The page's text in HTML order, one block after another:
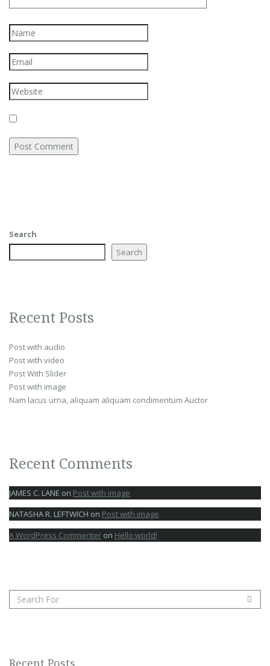
Search
Search
Recent Posts
Post with audio
Post with video
Post With Slider
Post with image
Nam lacus urna, aliquam aliquam condimentum Auctor
Recent Comments
JAMES C. LANE on Post with image
NATASHA R. LEFTWICH on Post with image
A WordPress Commenter on Hello world!
Recent Posts